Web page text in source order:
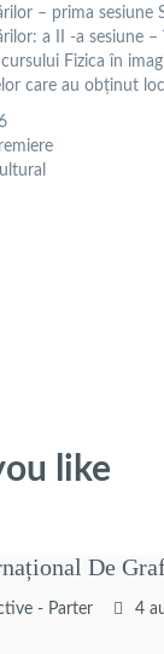
– prima
a II -a sesiune
Fizica în
care au obținut
like
De
- Parter 4